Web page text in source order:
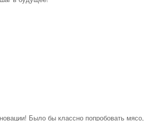
Было бы классно попробовать